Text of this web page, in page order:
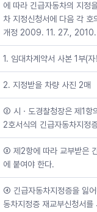
에 따라 긴급자동차의 지정
차 지정신청서에 다음 각
개정 2009. 11. 27.,
1. 임대차계약서 사본 1부(
2. 지정받을 차량 사진 2매
② 시ㆍ도경찰청장은 제1항
2호서식의 긴급자동차지
③ 제2항에 따라 교부받은
에 붙여야 한다.
④ 긴급자동차지정증을 잃
동차지정증 재교부신청서